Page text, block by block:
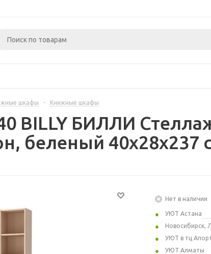
шкафы - Книжные шкафы
BILLY БИЛЛИ
беленый 40x28x237
Нет в наличии
УЮТ Астана
Новосибирск,
УЮТ в тц
УЮТ Алматы